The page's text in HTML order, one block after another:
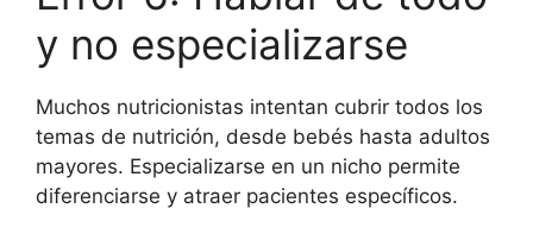
y no especializarse
Muchos nutricionistas intentan cubrir todos los
temas de nutrición, desde bebés hasta adultos
mayores. Especializarse en un nicho permite
diferenciarse y atraer pacientes específicos.